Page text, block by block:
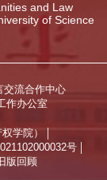
and Law
of Science
交流合作中心
作办公室
学院）
号
旧版回顾